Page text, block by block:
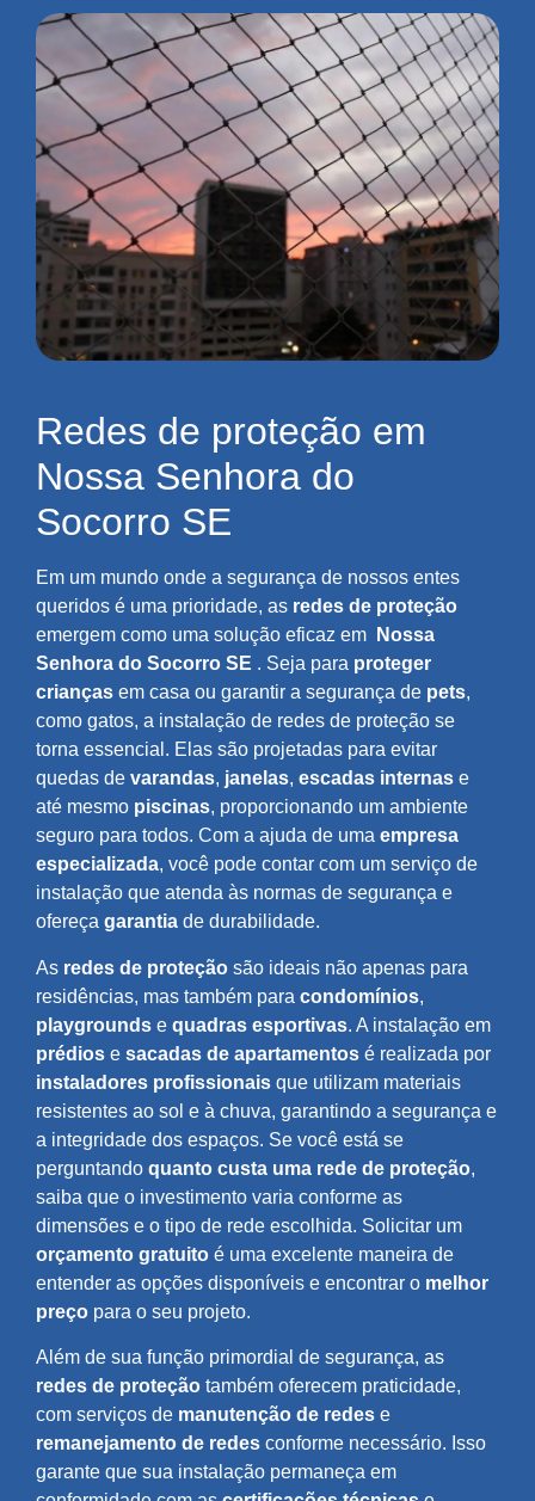
Redes de proteção em
Nossa Senhora do
Socorro SE
Em um mundo onde a segurança de nossos entes
queridos é uma prioridade, as redes de proteção
emergem como uma solução eficaz em
Nossa
Senhora do Socorro SE . Seja para proteger
crianças em casa ou garantir a segurança de pets,
como gatos, a instalação de redes de proteção se
torna essencial. Elas são projetadas para evitar
quedas de varandas, janelas, escadas internas e
até mesmo piscinas, proporcionando um ambiente
seguro para todos. Com a ajuda de uma empresa
especializada, você pode contar com um serviço de
instalação que atenda às normas de segurança e
ofereça garantia de durabilidade.
As redes de proteção são ideais não apenas para
residências, mas também para condomínios,
playgrounds e quadras esportivas. A instalação em
prédios e sacadas de apartamentos é realizada por
instaladores profissionais que utilizam materiais
resistentes ao sol e à chuva, garantindo a segurança e
a integridade dos espaços. Se você está se
perguntando quanto custa uma rede de proteção,
saiba que o investimento varia conforme as
dimensões e o tipo de rede escolhida. Solicitar um
orçamento gratuito é uma excelente maneira de
entender as opções disponíveis e encontrar o melhor
preço para o seu projeto.
Além de sua função primordial de segurança, as
redes de proteção também oferecem praticidade,
com serviços de manutenção de redes e
remanejamento de redes conforme necessário. Isso
garante que sua instalação permaneça em